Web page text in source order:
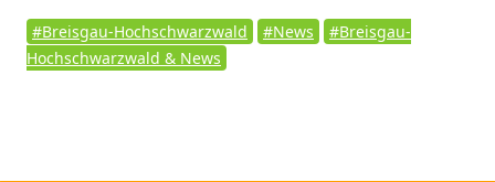
#Breisgau-Hochschwarzwald #News
#Breisgau-
Hochschwarzwald & News